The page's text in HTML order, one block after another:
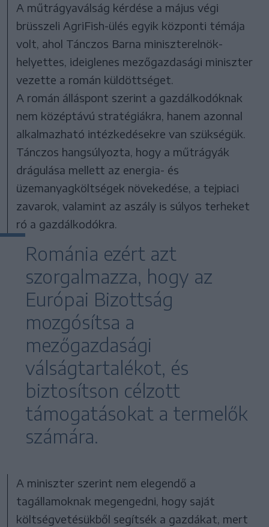
A műtrágyaválság kérdése a május végi
brüsszeli AgriFish-ülés egyik központi témája
volt, ahol Tánczos Barna miniszterelnök-
helyettes, ideiglenes mezőgazdasági miniszter
vezette a román küldöttséget.
A román álláspont szerint a gazdálkodóknak
nem középtávú stratégiákra, hanem azonnal
alkalmazható intézkedésekre van szükségük.
Tánczos hangsúlyozta, hogy a műtrágyák
drágulása mellett az energia- és
üzemanyagköltségek növekedése, a tejpiaci
zavarok, valamint az aszály is súlyos terheket
ró a gazdálkodókra.
Románia ezért azt
szorgalmazza, hogy az
Európai Bizottság
mozgósítsa a
mezőgazdasági
válságtartalékot, és
biztosítson célzott
támogatásokat a termelők
számára.
A miniszter szerint nem elegendő a
tagállamoknak megengedni, hogy saját
költségvetésükből segítsék a gazdákat, mert